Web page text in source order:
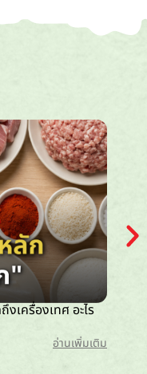
เครื่องเทศ อะไร
อ่านเพิ่มเติม